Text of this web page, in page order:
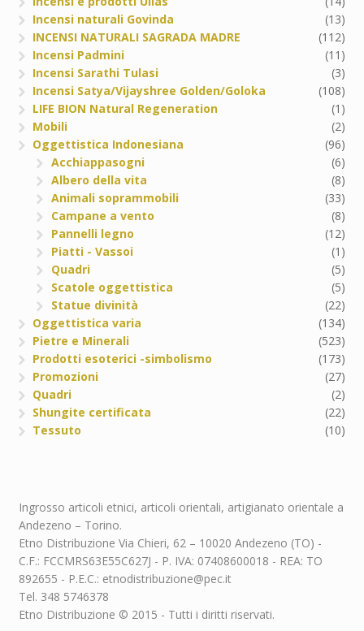
Incensi naturali Govinda
(13)
INCENSI NATURALI SAGRADA MADRE
(112)
Incensi Padmini
(11)
Incensi Sarathi Tulasi
(3)
Incensi Satya/Vijayshree Golden/Goloka
(108)
LIFE BION Natural Regeneration
(1)
Mobili
(2)
Oggettistica Indonesiana
(96)
Acchiappasogni
(6)
Albero della vita
(8)
Animali soprammobili
(33)
Campane a vento
(8)
Pannelli legno
(12)
Piatti - Vassoi
(1)
Quadri
(5)
Scatole oggettistica
(5)
Statue divinità
(22)
Oggettistica varia
(134)
Pietre e Minerali
(523)
Prodotti esoterici -simbolismo
(173)
Promozioni
(27)
Quadri
(2)
Shungite certificata
(22)
Tessuto
(10)
Ingrosso articoli etnici, articoli orientali, artigianato orientale a
Andezeno – Torino.
Etno Distribuzione Via Chieri, 62 – 10020 Andezeno (TO) -
C.F.: FCCMRS63E55C627J - P. IVA: 07408600018 - REA: TO
892655 - P.E.C.: etnodistribuzione@pec.it
Tel. 348 5746378
Etno Distribuzione © 2015 - Tutti i diritti riservati.